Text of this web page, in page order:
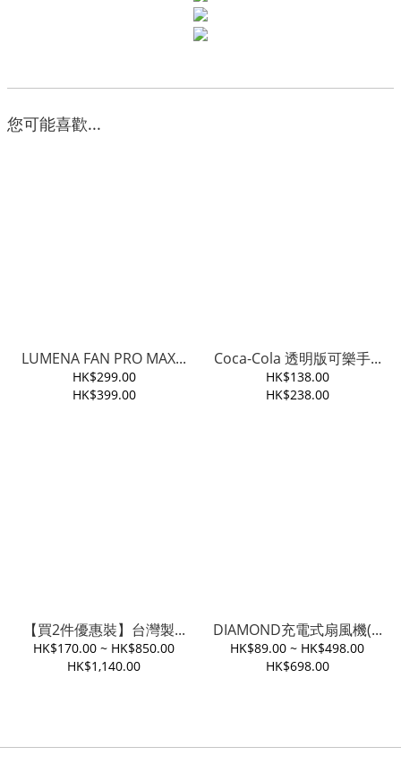
您可能喜歡...
LUMENA FAN PRO MAX...
HK$299.00
HK$399.00
Coca-Cola 透明版可樂手...
HK$138.00
HK$238.00
【買2件優惠裝】台灣製...
HK$170.00 ~ HK$850.00
HK$1,140.00
DIAMOND充電式扇風機(...
HK$89.00 ~ HK$498.00
HK$698.00